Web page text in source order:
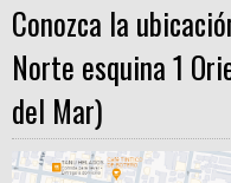
Conozca la
Norte esquina 1
del Mar)